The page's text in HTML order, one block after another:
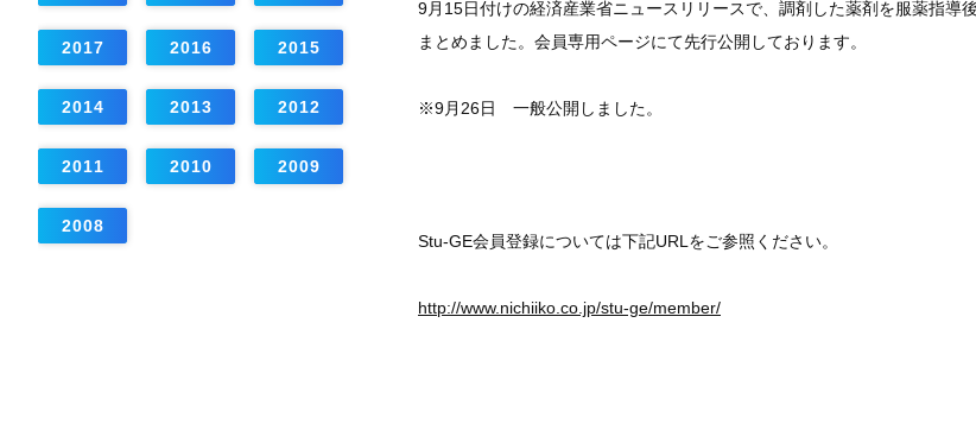
9月15日付けの経済産業省ニュースリリースで、調剤した薬剤を服薬指
まとめました。会員専用ページにて先行公開しております。
※9月26日 一般公開しました。
Stu-GE会員登録については下記URLをご参照ください。
http://www.nichiiko. co.jp/stu-ge/member/
2017 2016 2015
2014 2013 2012
2011 2010 2009
2008